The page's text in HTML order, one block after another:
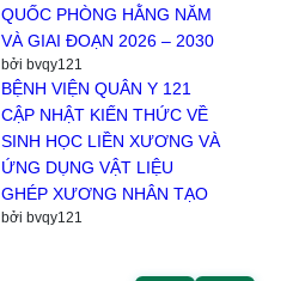
QUỐC PHÒNG HẰNG NĂM
VÀ GIAI ĐOẠN 2026 – 2030
bởi bvqy121
BỆNH VIỆN QUÂN Y 121
CẬP NHẬT KIẾN THỨC VỀ
SINH HỌC LIỀN XƯƠNG VÀ
ỨNG DỤNG VẬT LIỆU
GHÉP XƯƠNG NHÂN TẠO
bởi bvqy121